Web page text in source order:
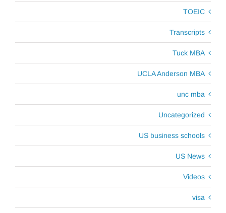
TOEIC
Transcripts
Tuck MBA
UCLA Anderson MBA
unc mba
Uncategorized
US business schools
US News
Videos
visa